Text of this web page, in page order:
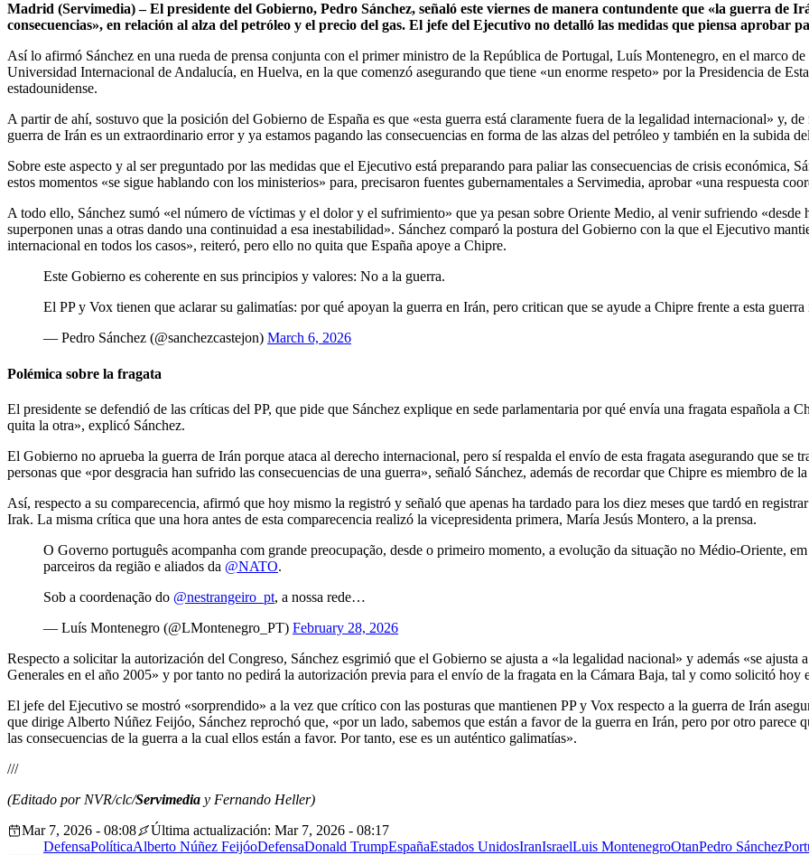
Madrid (Servimedia) – El presidente del Gobierno, Pedro Sánchez, señaló este viernes de manera contundente que «la guerra de
consecuencias», en relación al alza del petróleo y el precio del gas. El jefe del Ejecutivo no detalló las medidas que piensa aprobar
Así lo afirmó Sánchez en una rueda de prensa conjunta con el primer ministro de la República de Portugal, Luís Montenegro, en el marco
Universidad Internacional de Andalucía, en Huelva, en la que comenzó asegurando que tiene «un enorme respeto» por la Presidencia de
estadounidense.
A partir de ahí, sostuvo que la posición del Gobierno de España es que «esta guerra está claramente fuera de la legalidad internacional» y,
guerra de Irán es un extraordinario error y ya estamos pagando las consecuencias en forma de las alzas del petróleo y también en la subida
Sobre este aspecto y al ser preguntado por las medidas que el Ejecutivo está preparando para paliar las consecuencias de crisis económica,
estos momentos «se sigue hablando con los ministerios» para, precisaron fuentes gubernamentales a Servimedia, aprobar «una respuesta
A todo ello, Sánchez sumó «el número de víctimas y el dolor y el sufrimiento» que ya pesan sobre Oriente Medio, al venir sufriendo «desde
superponen unas a otras dando una continuidad a esa inestabilidad». Sánchez comparó la postura del Gobierno con la que el Ejecutivo
internacional en todos los casos», reiteró, pero ello no quita que España apoye a Chipre.
Este Gobierno es coherente en sus principios y valores: No a la guerra.
El PP y Vox tienen que aclarar su galimatías: por qué apoyan la guerra en Irán, pero critican que se ayude a Chipre frente a esta guerra
— Pedro Sánchez (@sanchezcastejon) March 6, 2026
Polémica sobre la fragata
El presidente se defendió de las críticas del PP, que pide que Sánchez explique en sede parlamentaria por qué envía una fragata española
quita la otra», explicó Sánchez.
El Gobierno no aprueba la guerra de Irán porque ataca al derecho internacional, pero sí respalda el envío de esta fragata asegurando que se
personas que «por desgracia han sufrido las consecuencias de una guerra», señaló Sánchez, además de recordar que Chipre es miembro de
Así, respecto a su comparecencia, afirmó que hoy mismo la registró y señaló que apenas ha tardado para los diez meses que tardó en
Irak. La misma crítica que una hora antes de esta comparecencia realizó la vicepresidenta primera, María Jesús Montero, a la prensa.
O Governo português acompanha com grande preocupação, desde o primeiro momento, a evolução da situação no Médio-Oriente,
parceiros da região e aliados da @NATO.
Sob a coordenação do @nestrangeiro_pt, a nossa rede…
— Luís Montenegro (@LMontenegro_PT) February 28, 2026
Respecto a solicitar la autorización del Congreso, Sánchez esgrimió que el Gobierno se ajusta a «la legalidad nacional» y además «se
Generales en el año 2005» y por tanto no pedirá la autorización previa para el envío de la fragata en la Cámara Baja, tal y como solicitó hoy
El jefe del Ejecutivo se mostró «sorprendido» a la vez que crítico con las posturas que mantienen PP y Vox respecto a la guerra de Irán
que dirige Alberto Núñez Feijóo, Sánchez reprochó que, «por un lado, sabemos que están a favor de la guerra en Irán, pero por otro parece
las consecuencias de la guerra a la cual ellos están a favor. Por tanto, ese es un auténtico galimatías».
///
(Editado por NVR/clc/Servimedia y Fernando Heller)
Mar 7, 2026 - 08:08
Última actualización: Mar 7, 2026 - 08:17
DefensaPolíticaAlberto Núñez FeijóoDefensaDonald TrumpEspañaEstados UnidosIranIsraelLuis MontenegroOtanPedro Sánchez